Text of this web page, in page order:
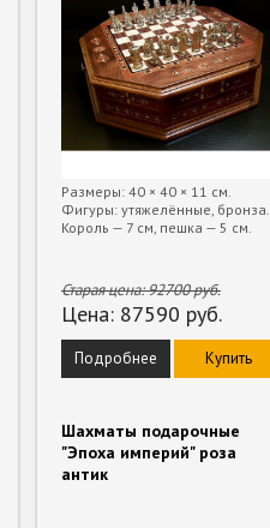
Размеры: 40 × 40 × 11 см.
Фигуры: утяжелённые, бронза.
Король — 7 см, пешка — 5 см.
Старая цена:92700руб.
Цена: 87590 руб.
Подробнее Купить
Шахматы подарочные
"Эпоха империй" роза
антик